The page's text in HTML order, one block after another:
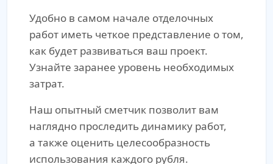
Удобно в самом начале отделочных
работ иметь четкое представление о том,
как будет развиваться ваш проект.
Узнайте заранее уровень необходимых
затрат.
Наш опытный сметчик позволит вам
наглядно проследить динамику работ,
а также оценить целесообразность
использования каждого рубля.